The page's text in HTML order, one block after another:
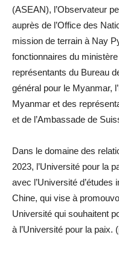
(ASEAN), l’Observateur
auprès de l’Office des
mission de terrain à Nay
fonctionnaires du
représentants du Bureau
général pour le Myanmar,
Myanmar et des
et de l’Ambassade de
Dans le domaine des
2023, l’Université pour la
avec l’Université d’études
Chine, qui vise à
Université qui souhaitent
à l’Université pour la paix.